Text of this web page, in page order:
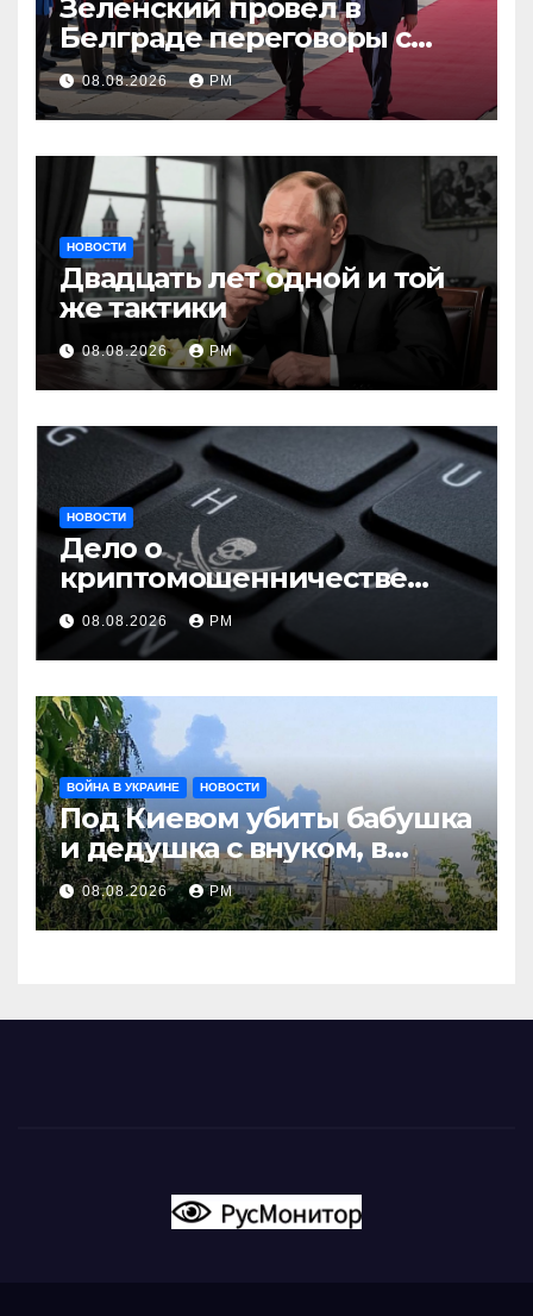
Зеленский провёл в
Белграде переговоры с
Вучичем
08.08.2026 РМ
НОВОСТИ
Двадцать лет одной и той
же тактики
08.08.2026 РМ
НОВОСТИ
Дело о
криптомошенничестве
оборачивают в содействие
терроризму
08.08.2026 РМ
ВОЙНА В УКРАИНЕ НОВОСТИ
Под Киевом убиты бабушка
и дедушка с внуком, в
Поволжье и на Кубани
вновь горят НПЗ
08.08.2026 РМ